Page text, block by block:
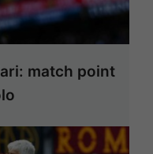
match point